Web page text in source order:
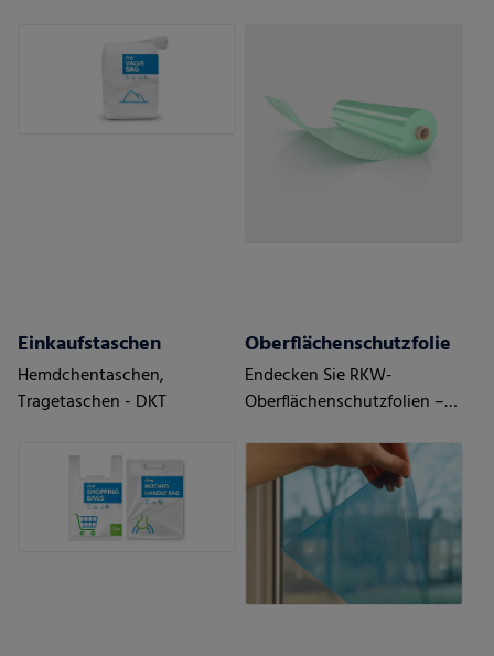
Einkaufstaschen
Hemdchentaschen,
Tragetaschen - DKT
Oberflächenschutzfolie
Endecken Sie RKW-
Oberflächenschutzfolien –
Anforderungen und den
Bedarf Ihrer Kunden